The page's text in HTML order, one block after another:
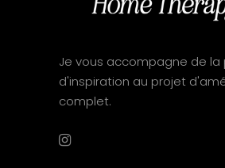
Je vous accompagne de la
d'inspiration au projet
complet.